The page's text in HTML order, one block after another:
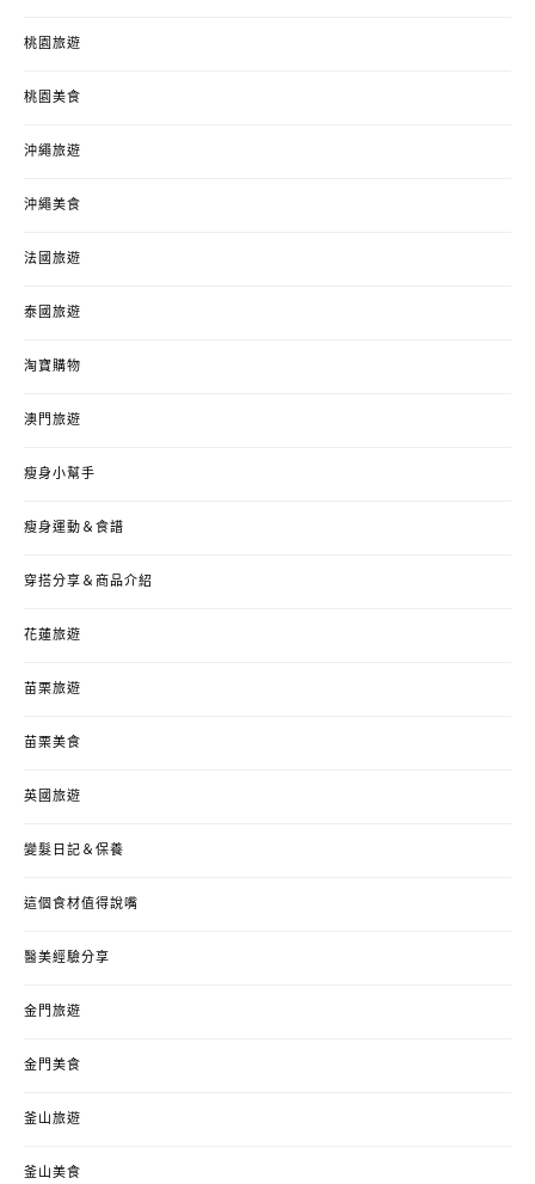
桃園旅遊
桃園美食
沖繩旅遊
沖繩美食
法國旅遊
泰國旅遊
淘寶購物
澳門旅遊
瘦身小幫手
瘦身運動＆食譜
穿搭分享＆商品介紹
花蓮旅遊
苗栗旅遊
苗栗美食
英國旅遊
變髮日記＆保養
這個食材值得說嘴
醫美經驗分享
金門旅遊
金門美食
釜山旅遊
釜山美食